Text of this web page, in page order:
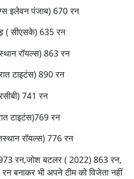
इलेवन पंजाब) 670 रन
( सीएसके) 635 रन
रॉयल्स) 863 रन
टाइटंस) 890 रन
741 रन
टाइटंस)769 रन
रॉयल्स) 776 रन
रन,जोश बटलर ( 2022) 863 रन,
बनाकर भी अपने टीम को विजेता नहीं